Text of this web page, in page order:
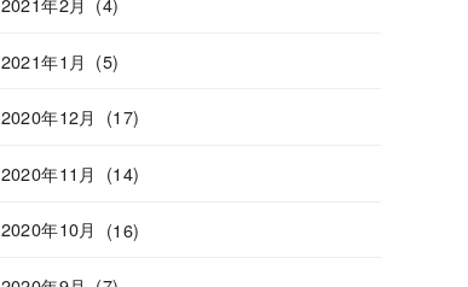
2021年1月 (5)
2020年12月 (17)
2020年11月 (14)
2020年10月 (16)